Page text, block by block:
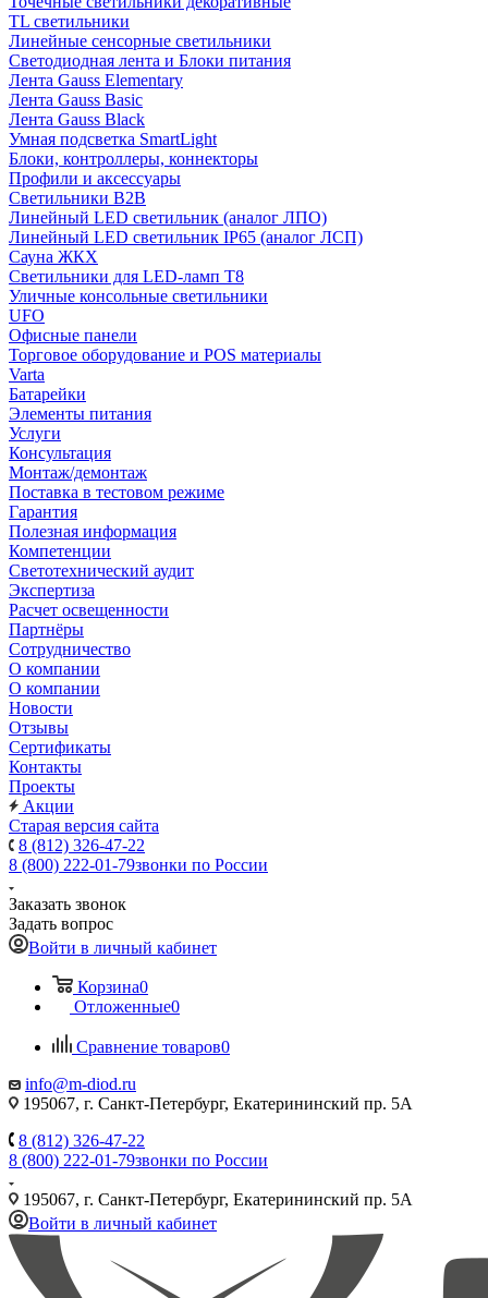
TL светильники
Линейные сенсорные светильники
Светодиодная лента и Блоки питания
Лента Gauss Elementary
Лента Gauss Basic
Лента Gauss Black
Умная подсветка SmartLight
Блоки, контроллеры, коннекторы
Профили и аксессуары
Светильники B2B
Линейный LED светильник (аналог ЛПО)
Линейный LED светильник IP65 (аналог ЛСП)
Сауна ЖКХ
Светильники для LED-ламп T8
Уличные консольные светильники
UFO
Офисные панели
Торговое оборудование и POS материалы
Varta
Батарейки
Элементы питания
Услуги
Консультация
Монтаж/демонтаж
Поставка в тестовом режиме
Гарантия
Полезная информация
Компетенции
Светотехнический аудит
Экспертиза
Расчет освещенности
Партнёры
Cотрудничество
О компании
О компании
Новости
Отзывы
Сертификаты
Контакты
Проекты
Акции
Старая версия сайта
8 (812) 326-47-22
8 (800) 222-01-79звонки по России
Заказать звонок
Задать вопрос
Войти в личный кабинет
Корзина0
Отложенные0
Сравнение товаров0
info@m-diod.ru
195067, г. Санкт-Петербург, Екатерининский пр. 5А
8 (812) 326-47-22
8 (800) 222-01-79звонки по России
195067, г. Санкт-Петербург, Екатерининский пр. 5А
Войти в личный кабинет